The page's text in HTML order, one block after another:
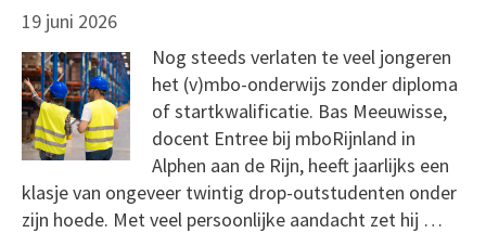
19 juni 2026
Nog steeds verlaten te veel jongeren
het (v)mbo-onderwijs zonder diploma
of startkwalificatie. Bas Meeuwisse,
docent Entree bij mboRijnland in
Alphen aan de Rijn, heeft jaarlijks een
klasje van ongeveer twintig drop-outstudenten onder
zijn hoede. Met veel persoonlijke aandacht zet hij …